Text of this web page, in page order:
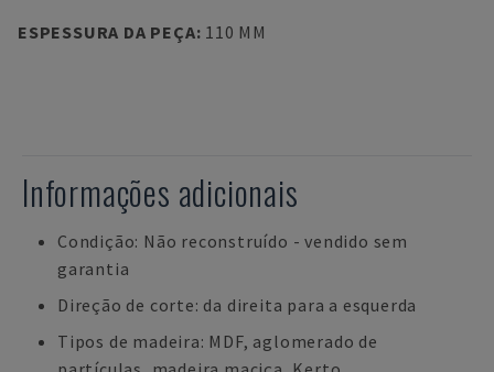
ESPESSURA DA PEÇA: 110 MM
Informações adicionais
Condição: Não reconstruído - vendido sem
garantia
Direção de corte: da direita para a esquerda
Tipos de madeira: MDF, aglomerado de